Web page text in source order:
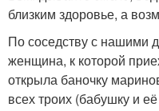
близким здоровье, а
По соседству с нашими
женщина, к которой
открыла баночку
всех троих (бабушку и